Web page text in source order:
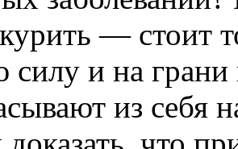
— стоит
и на грани
из себя